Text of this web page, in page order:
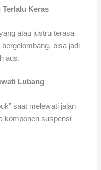
Terlalu Keras
atau justru terasa
bisa jadi
aus.
Lubang
saat melewati jalan
komponen suspensi